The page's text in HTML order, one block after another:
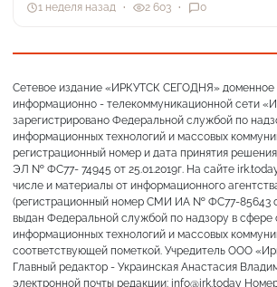
1 неделя назад 2 603 0
Сетевое издание «ИРКУТСК СЕГОДНЯ» доменное
информационно - телекоммуникационной сети
зарегистрировано Федеральной службой по
информационных технологий и массовых
регистрационный номер и дата принятия
ЭЛ № ФС77- 74945 от 25.01.2019г. На сайте
числе и материалы от информационного
(регистрационный номер СМИ ИА № ФС77-85643
выдан Федеральной службой по надзору в сфере
информационных технологий и массовых
соответствующей пометкой. Учредитель ООО
Главный редактор - Украинская Анастасия
электронной почты редакции: info@irk.today